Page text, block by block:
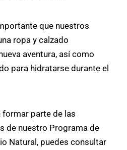
que nuestros
ropa y calzado
aventura, así como
para hidratarse durante el
formar parte de las
de nuestro Programa de
Natural, puedes consultar